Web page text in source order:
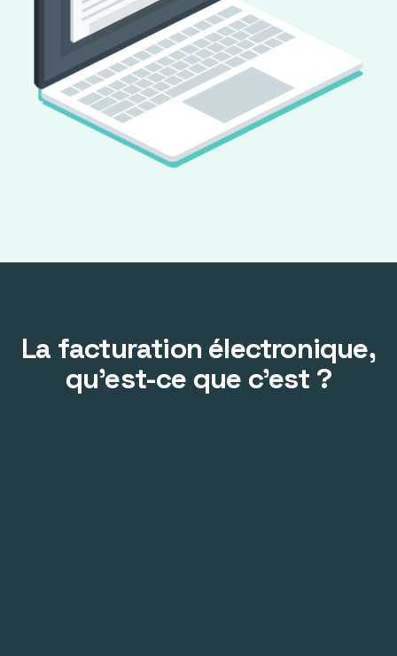
La facturation électronique,
qu’est-ce que c’est ?